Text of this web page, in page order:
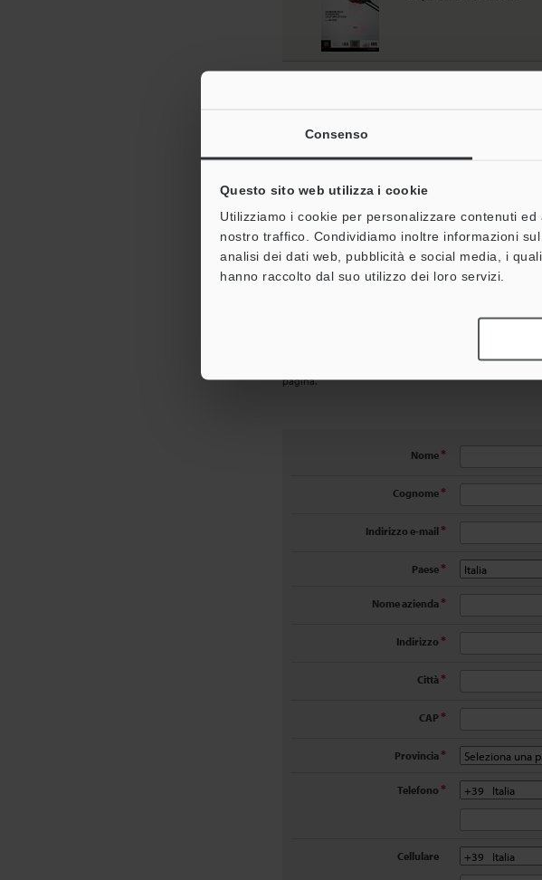
Consenso
Questo sito web utilizza i cookie
Utilizziamo i cookie per personalizzare contenuti
nostro traffico. Condividiamo inoltre informazioni
analisi dei dati web, pubblicità e social media, i
hanno raccolto dal suo utilizzo dei loro servizi.
pagina.
Nome *
Cognome *
Indirizzo e-mail *
Paese *
Nome azienda *
Indirizzo *
Città *
CAP *
Provincia *
Telefono *
Cellulare